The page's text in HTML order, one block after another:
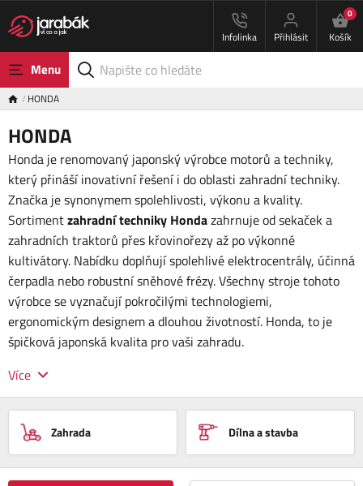
Infolinka Přihlásit
0
Košík
Menu
HONDA
HONDA
Honda je renomovaný japonský výrobce motorů a techniky,
který přináší inovativní řešení i do oblasti zahradní techniky.
Značka je synonymem spolehlivosti, výkonu a kvality.
Sortimentzahradní techniky Hondazahrnuje od sekaček a
zahradních traktorů přes křovinořezy až po výkonné
kultivátory. Nabídku doplňují spolehlivé elektrocentrály, účinná
čerpadla nebo robustní sněhové frézy. Všechny stroje tohoto
výrobce se vyznačují pokročilými technologiemi,
ergonomickým designem a dlouhou životností. Honda, to je
špičková japonská kvalita pro vaši zahradu.
Více
Zahrada Dílna a stavba